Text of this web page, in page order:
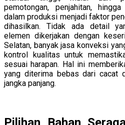
pemotongan, penjahitan,
dalam produksi menjadi faktor
dihasilkan. Tidak ada detail
elemen dikerjakan dengan
Selatan, banyak jasa konveksi
kontrol kualitas untuk
sesuai harapan. Hal ini
yang diterima bebas dari cacat
jangka panjang.